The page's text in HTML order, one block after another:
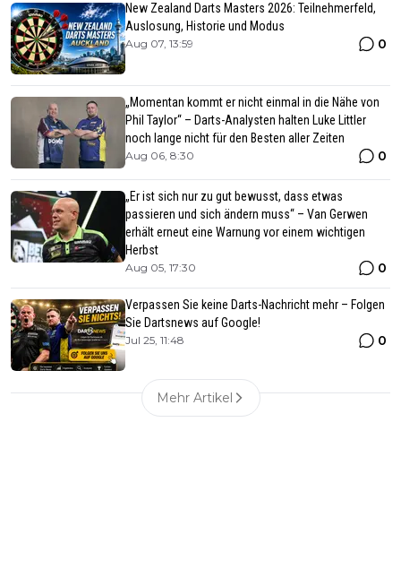
New Zealand Darts Masters 2026: Teilnehmerfeld,
Auslosung, Historie und Modus
Aug 07, 13:59 0
„Momentan kommt er nicht einmal in die Nähe von
Phil Taylor“ – Darts-Analysten halten Luke Littler
noch lange nicht für den Besten aller Zeiten
Aug 06, 8:30 0
„Er ist sich nur zu gut bewusst, dass etwas
passieren und sich ändern muss“ – Van Gerwen
erhält erneut eine Warnung vor einem wichtigen
Herbst
Aug 05, 17:30 0
Verpassen Sie keine Darts-Nachricht mehr – Folgen
Sie Dartsnews auf Google!
Jul 25, 11:48 0
Mehr Artikel